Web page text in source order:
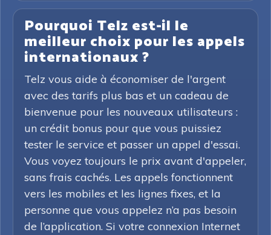
Pourquoi Telz est-il le
meilleur choix pour les appels
internationaux ?
Telz vous aide à économiser de l'argent
avec des tarifs plus bas et un cadeau de
bienvenue pour les nouveaux utilisateurs :
un crédit bonus pour que vous puissiez
tester le service et passer un appel d'essai.
Vous voyez toujours le prix avant d'appeler,
sans frais cachés. Les appels fonctionnent
vers les mobiles et les lignes fixes, et la
personne que vous appelez n’a pas besoin
de l’application. Si votre connexion Internet